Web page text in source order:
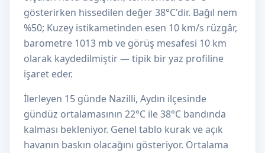
gösterirken hissedilen değer 38°C'dir. Bağıl nem
%50; Kuzey istikametinden esen 10 km/s rüzgâr,
barometre 1013 mb ve görüş mesafesi 10 km
olarak kaydedilmiştir — tipik bir yaz profiline
işaret eder.
İlerleyen 15 günde Nazilli, Aydın ilçesinde
gündüz ortalamasının 22°C ile 38°C bandında
kalması bekleniyor. Genel tablo kurak ve açık
havanın baskın olacağını gösteriyor. Ortalama